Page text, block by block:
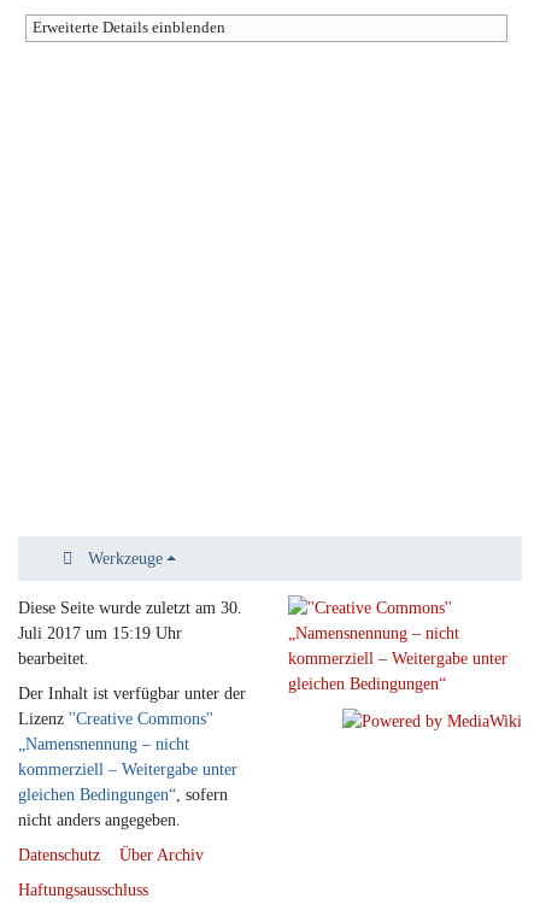
Erweiterte Details einblenden
Werkzeuge
Diese Seite wurde zuletzt am 30.
Juli 2017 um 15:19 Uhr
bearbeitet.
Der Inhalt ist verfügbar unter der
Lizenz ''Creative Commons''
„Namensnennung – nicht
kommerziell – Weitergabe unter
gleichen Bedingungen“, sofern
nicht anders angegeben.
Datenschutz
Über Archiv
Haftungsausschluss